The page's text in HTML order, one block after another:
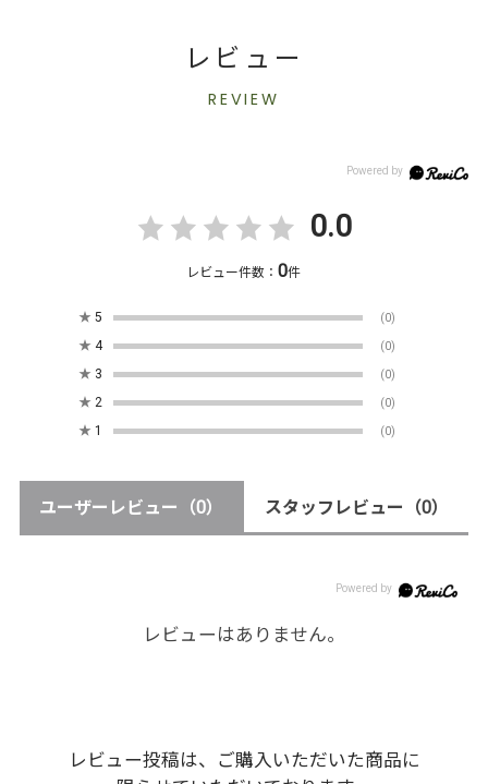
レビュー
REVIEW
0.0
レビュー件数：0件
★ 5 (0)
★ 4 (0)
★ 3 (0)
★ 2 (0)
★ 1 (0)
ユーザーレビュー （0） スタッフレビュー （0）
レビューはありません。
レビュー投稿は、ご購入いただいた商品に